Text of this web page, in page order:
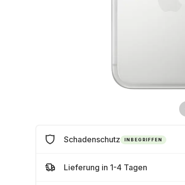
Schadenschutz INBEGRIFFEN
Lieferung in 1-4 Tagen